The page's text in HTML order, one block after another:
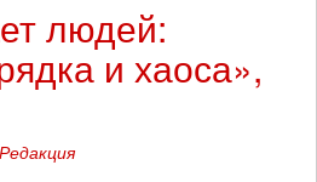
людей:
и хаоса»,
Редакция